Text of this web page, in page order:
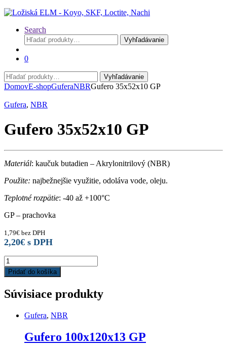
Search
Hľadať:
Vyhľadávanie
0
Hľadať:
Vyhľadávanie
DomovE-shopGuferaNBRGufero 35x52x10 GP
Gufera, NBR
Gufero 35x52x10 GP
Materiál: kaučuk butadien – Akrylonitrilový (NBR)
Použite: najbežnejšie využitie, odoláva vode, oleju.
Teplotné rozpätie: -40 až +100°C
GP – prachovka
1,79€ bez DPH
2,20€ s DPH
Gufero
35x52x10
GP
Pridať do košíka
Súvisiace produkty
Gufera, NBR
Gufero 100x120x13 GP